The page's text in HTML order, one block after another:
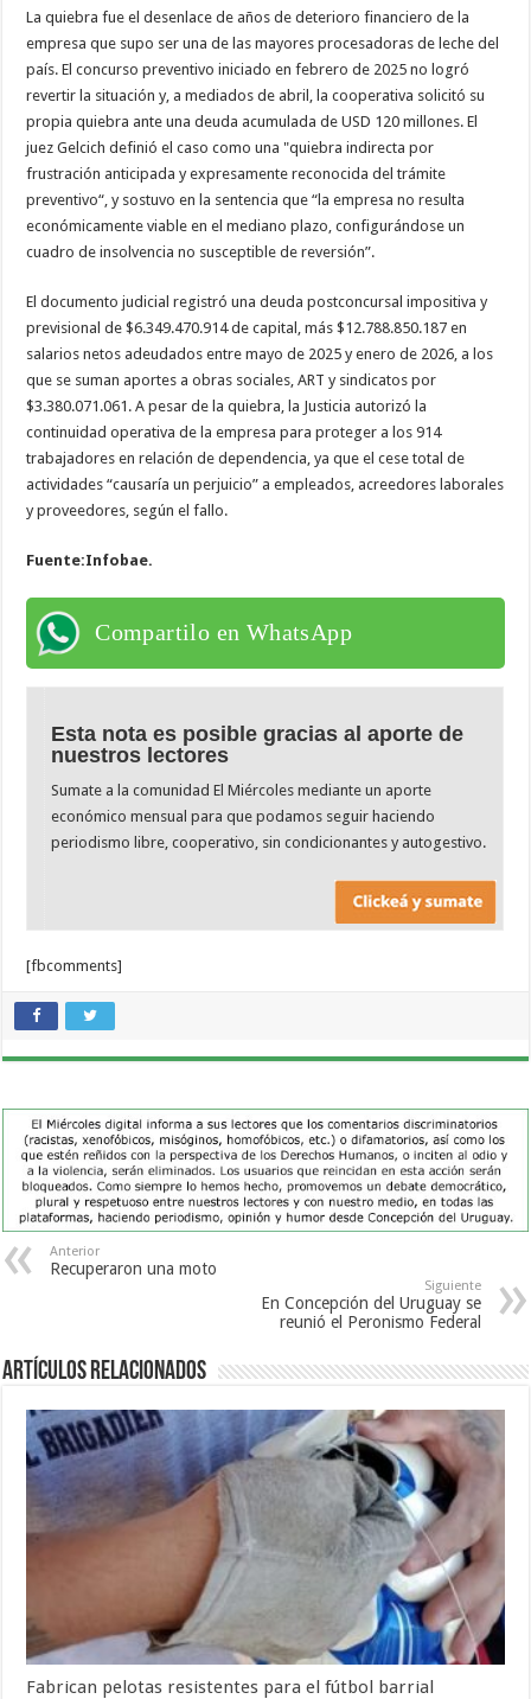
La quiebra fue el desenlace de años de deterioro financiero de la
empresa que supo ser una de las mayores procesadoras de leche del
país. El concurso preventivo iniciado en febrero de 2025 no logró
revertir la situación y, a mediados de abril, la cooperativa solicitó su
propia quiebra ante una deuda acumulada de USD 120 millones. El
juez Gelcich definió el caso como una "quiebra indirecta por
frustración anticipada y expresamente reconocida del trámite
preventivo“, y sostuvo en la sentencia que “la empresa no resulta
económicamente viable en el mediano plazo, configurándose un
cuadro de insolvencia no susceptible de reversión”.
El documento judicial registró una deuda postconcursal impositiva y
previsional de $6.349.470.914 de capital, más $12.788.850.187 en
salarios netos adeudados entre mayo de 2025 y enero de 2026, a los
que se suman aportes a obras sociales, ART y sindicatos por
$3.380.071.061. A pesar de la quiebra, la Justicia autorizó la
continuidad operativa de la empresa para proteger a los 914
trabajadores en relación de dependencia, ya que el cese total de
actividades “causaría un perjuicio” a empleados, acreedores laborales
y proveedores, según el fallo.
Fuente:Infobae.
Compartilo en WhatsApp
Esta nota es posible gracias al aporte de
nuestros lectores
Sumate a la comunidad El Miércoles mediante un aporte
económico mensual para que podamos seguir haciendo
periodismo libre, cooperativo, sin condicionantes y autogestivo.
[fbcomments]
Anterior
Recuperaron una moto
Siguiente
En Concepción del Uruguay se
reunió el Peronismo Federal
Artículos Relacionados
Fabrican pelotas resistentes para el fútbol barrial